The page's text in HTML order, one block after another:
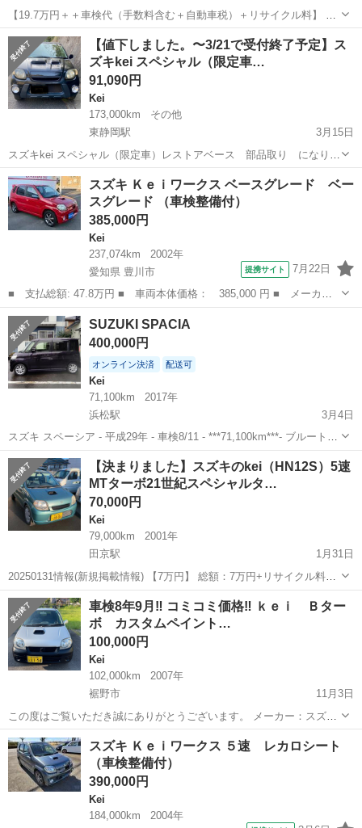
【19.7万円＋＋車検代（手数料含む＋自動車税）＋リサイクル料​】​ 総
額：28.8万円 車検代82,190円 リサイクル料別途8,810円 初年度登録
2011年 車検なし 走行116,100km オートマ（AT車） オ...
静岡 伊豆の国市 田京駅 エンジン
【値下しました。〜3/21で受付終了予定】ス
ズキkei スペシャル（限定車…
91,090円
Kei
173,000km
その他
東静岡駅
3月15日
スズキkei スペシャル（限定車）レストアベース 部品取り になりま
す。keiの中でも市場、公道でも殆ど見ない希少車です。【リサイクル
込みで１０万円に値下しました。】 1999年（平成11年） HN-21S 車
検 ...
静岡 静岡市 東静岡駅
スズキ Ｋｅｉワークス ベースグレード ベー
スグレード （車検整備付）
385,000円
Kei
237,074km
2002年
愛知県 豊川市
提携サイト 7月22日
■ 支払総額: 47.8万円 ■ 車両本体価格： 385,000 円 ■ メーカー
名： スズキ ■ 車種名： Ｋｅｉワークス ■ グレード名： ベー
スグレード ベースグレード ■ 排気量： 660cc ■ ドア枚数：
5D...
愛知 豊川市
SUZUKI SPACIA
400,000円
オンライン決済 配送可
Kei
71,100km
2017年
浜松駅
3月4日
スズキ スペーシア - 平成29年 - 車検8/11 - ***71,100km***- ブルートゥ
ース - ETC - リアカメラ - オートリアドア - 前後監視カメラ -
静岡 浜松市 浜松駅 Kei SUZUKI
【決まりました】スズキのkei（HN12S）5速
MTターボ21世紀スペシャルタ…
70,000円
Kei
79,000km
2001年
田京駅
1月31日
20250131情報(新規掲載情報) 【7万円​】​ 総額：7万円+リサイクル料
6540円​ 2001年式 車検 ： R07/02/12（2025/02） 走行79,000km MT
車です。 レギュラーガソリン オイル交換エ...
静岡 伊豆の国市 田京駅 ピース
車検8年9月‼️ コミコミ価格‼️ ｋｅｉ Ｂター
ボ カスタムペイント…
100,000円
Kei
102,000km
2007年
裾野市
11月3日
この度はご覧いただき誠にありがとうございます。 メーカー：スズキ
車種：ｋｅｉ(禁煙車) グレード：Ｂターボ 初年度登録：平成１９年８
月 駆動：ＡＴ(２ＷＤ) カラー：シルバー 修復歴：なし 車検満了日：
令和...
静岡 裾野市 Kei
スズキ Ｋｅｉワークス ５速 レカロシート
（車検整備付）
390,000円
Kei
184,000km
2004年